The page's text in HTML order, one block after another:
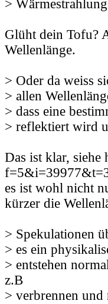
>
Glüht dein Tofu?
Wellenlänge.
> Oder da weiss
> allen
> dass eine
> reflektiert wird
Das ist klar, siehe
es ist wohl nicht
kürzer die
> Spekulationen
> es ein
> entstehen
z.B
> verbrennen